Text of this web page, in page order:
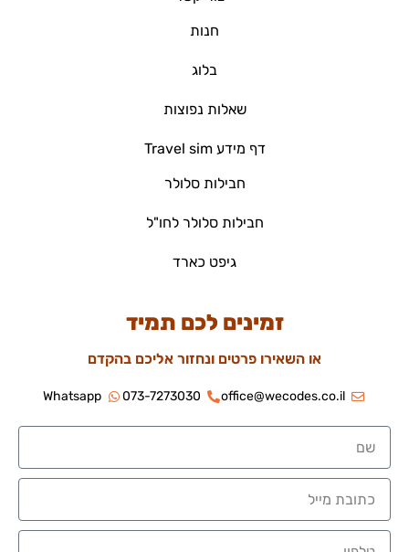
חנות
בלוג
שאלות נפוצות
דף מידע Travel sim
חבילות סלולר
חבילות סלולר לחו"ל
גיפט כארד
זמינים לכם תמיד
או השאירו פרטים ונחזור אליכם בהקדם
office@wecodes.co.il
073-7273030
Whatsapp